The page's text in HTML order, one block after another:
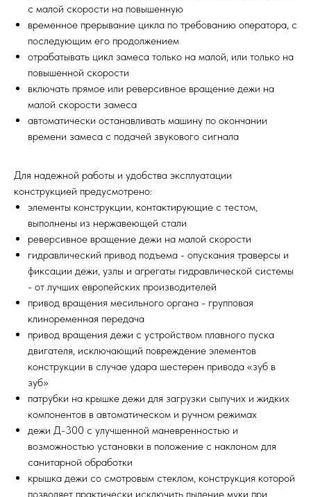
с малой скорости на повышенную
временное прерывание цикла по требованию оператора, с
последующим его продолжением
отрабатывать цикл замеса только на малой, или только на
повышенной скорости
включать прямое или реверсивное вращение дежи на
малой скорости замеса
автоматически останавливать машину по окончании
времени замеса с подачей звукового сигнала
Для надежной работы и удобства эксплуатации
конструкцией предусмотрено:
элементы конструкции, контактирующие с тестом,
выполнены из нержавеющей стали
реверсивное вращение дежи на малой скорости
гидравлический привод подъема - опускания траверсы и
фиксации дежи, узлы и агрегаты гидравлической системы
- от лучших европейских производителей
привод вращения месильного органа - групповая
клиноременная передача
привод вращения дежи с устройством плавного пуска
двигателя, исключающий повреждение элементов
конструкции в случае удара шестерен привода «зуб в
зуб»
патрубки на крышке дежи для загрузки сыпучих и жидких
компонентов в автоматическом и ручном режимах
дежи Д-300 с улучшенной маневренностью и
возможностью установки в положение с наклоном для
санитарной обработки
крышка дежи со смотровым стеклом, конструкция которой
позволяет практически исключить пыление муки при